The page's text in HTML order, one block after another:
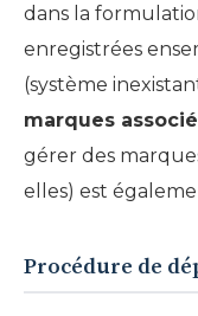
dans la
enregistrées
(système
marques
gérer des
elles) est
Procédure de